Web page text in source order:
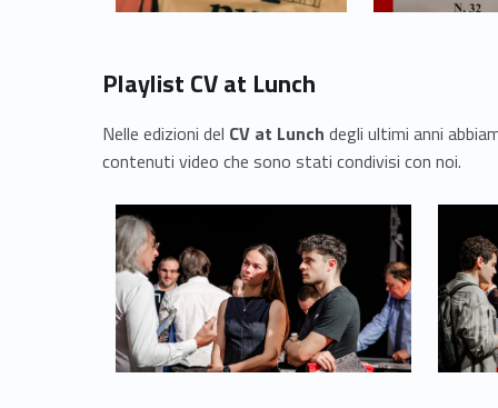
Playlist CV at Lunch
Nelle edizioni del CV at Lunch degli ultimi anni
contenuti video che sono stati condivisi con noi.
Link identifier #identifier__173811-32
Link identifier #identifier__92632-33